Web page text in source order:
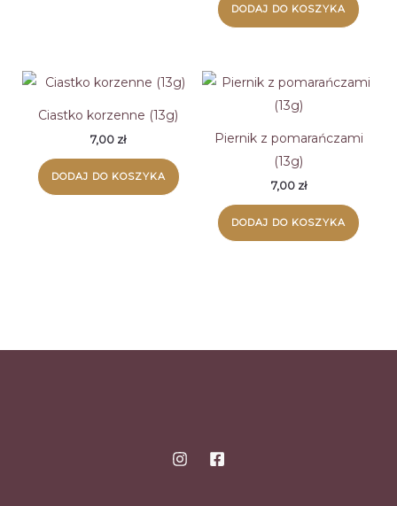
DODAJ DO KOSZYKA
Ciastko korzenne (13g)
7,00 zł
DODAJ DO KOSZYKA
Piernik z pomarańczami
(13g)
7,00 zł
DODAJ DO KOSZYKA